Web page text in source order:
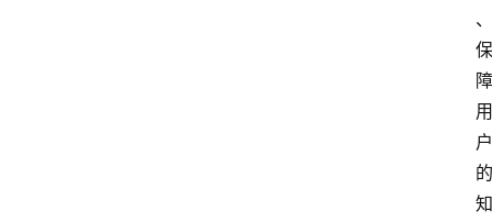
、
保
障
用
户
的
知